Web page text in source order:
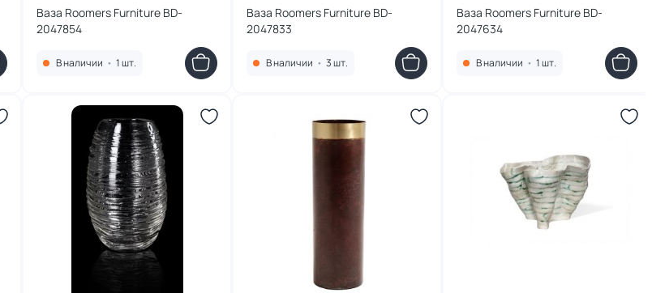
Ваза Roomers Furniture BD-
2047854
В наличии • 1 шт.
Ваза Roomers Furniture BD-
2047833
В наличии • 3 шт.
Ваза Roomers Furniture BD-
2047634
В наличии • 1 шт.